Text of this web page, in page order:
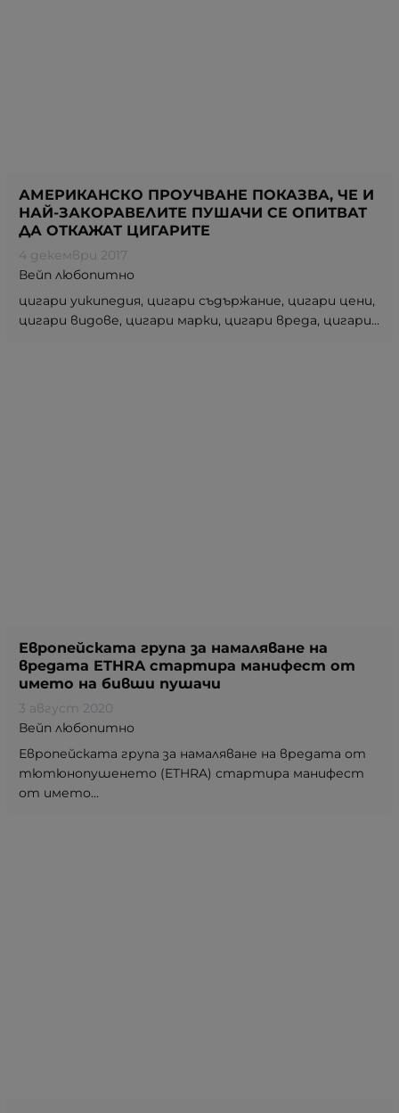
АМЕРИКАНСКО ПРОУЧВАНЕ ПОКАЗВА, ЧЕ И
НАЙ-ЗАКОРАВЕЛИТЕ ПУШАЧИ СЕ ОПИТВАТ
ДА ОТКАЖАТ ЦИГАРИТЕ
4 декември 2017
Вейп любопитно
цигари уикипедия, цигари съдържание, цигари цени,
цигари видове, цигари марки, цигари вреда, цигари...
Европейската група за намаляване на
вредата ETHRA стартира манифест от
името на бивши пушачи
3 август 2020
Вейп любопитно
Европейската група за намаляване на вредата от
тютюнопушенето (ETHRA) стартира манифест
от името...